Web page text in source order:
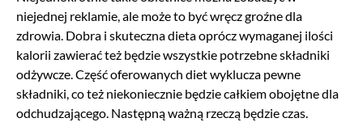
niejednej reklamie, ale może to być wręcz groźne dla
zdrowia. Dobra i skuteczna dieta oprócz wymaganej ilości
kalorii zawierać też będzie wszystkie potrzebne składniki
odżywcze. Część oferowanych diet wyklucza pewne
składniki, co też niekoniecznie będzie całkiem obojętne dla
odchudzającego. Następną ważną rzeczą będzie czas.